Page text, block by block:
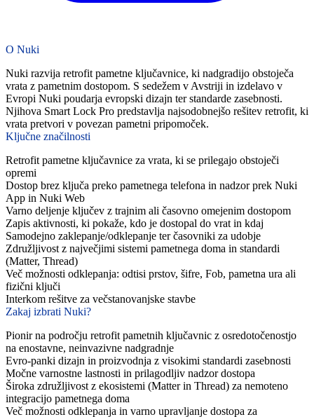
O Nuki
Nuki razvija retrofit pametne ključavnice, ki nadgradijo obstoječa
vrata z pametnim dostopom. S sedežem v Avstriji in izdelavo v
Evropi Nuki poudarja evropski dizajn ter standarde zasebnosti.
Njihova Smart Lock Pro predstavlja najsodobnejšo rešitev retrofit, ki
vrata pretvori v povezan pametni pripomoček.
Ključne značilnosti
Retrofit pametne ključavnice za vrata, ki se prilegajo obstoječi
opremi
Dostop brez ključa preko pametnega telefona in nadzor prek Nuki
App in Nuki Web
Varno deljenje ključev z trajnim ali časovno omejenim dostopom
Zapis aktivnosti, ki pokaže, kdo je dostopal do vrat in kdaj
Samodejno zaklepanje/odklepanje ter časovniki za udobje
Združljivost z največjimi sistemi pametnega doma in standardi
(Matter, Thread)
Več možnosti odklepanja: odtisi prstov, šifre, Fob, pametna ura ali
fizični ključi
Interkom rešitve za večstanovanjske stavbe
Zakaj izbrati Nuki?
Pionir na področju retrofit pametnih ključavnic z osredotočenostjo
na enostavne, neinvazivne nadgradnje
Evro-panki dizajn in proizvodnja z visokimi standardi zasebnosti
Močne varnostne lastnosti in prilagodljiv nadzor dostopa
Široka združljivost z ekosistemi (Matter in Thread) za nemoteno
integracijo pametnega doma
Več možnosti odklepanja in varno upravljanje dostopa za